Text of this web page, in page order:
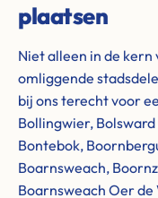
plaatsen
Niet alleen in de kern
omliggende
bij ons terecht voor
Bollingwier,
Bontebok,
Boarnsweach,
Boarnsweach Oer